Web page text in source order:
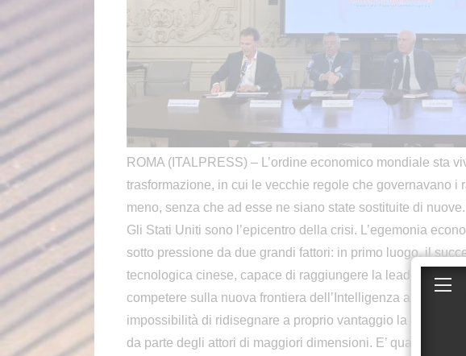
ROMA (ITALPRESS) – L’ordine economico mondiale sta
trasformazione, in cui le vecchie regole che governavano i
meno, senza che ad esse ne siano state sostituite di
Gli Stati Uniti sono l’epicentro della crisi. L’egemonia
sotto pressione da due grandi fattori: in primo luogo, il
tecnologica cinese, capace di raggiungere la leadership in
competere sulla nuova frontiera dell’Intelligenza artificiale.
impossibilità di ridisegnare a proprio vantaggio la
da parte degli attori di maggiori dimensioni. E’ quanto